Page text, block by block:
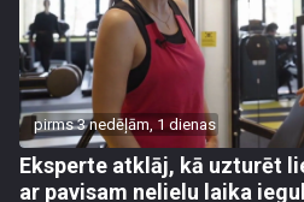
pirms 3 nedēļām, 1 dienas
Eksperte atklāj, kā uzturēt
ar pavisam nelielu laika